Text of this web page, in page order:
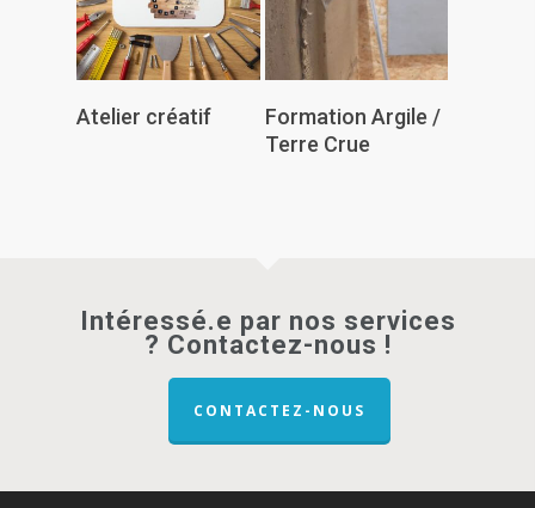
Lire La Suite
Atelier créatif Lire La Suite
Formation Argile /
Terre Crue
Intéressé.e par nos services
? Contactez-nous !
CONTACTEZ-NOUS